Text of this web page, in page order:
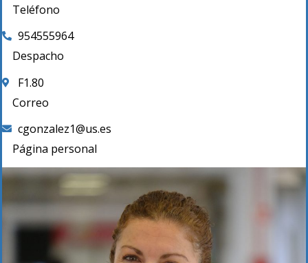
Teléfono
954555964
Despacho
F1.80
Correo
cgonzalez1@us.es
Página personal